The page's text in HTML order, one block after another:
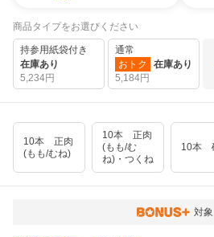
商品タイプをお選びください
持参用紙袋付き
在庫あり
5,234円
通常
おトク
在庫あり
5,184円
10本 正肉
(もも/むね)
10本 正肉
(もも/む
ね)・つくね
10本
対象